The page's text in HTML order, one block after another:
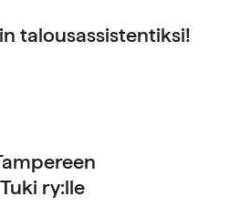
talousassistentiksi!
ry:lle